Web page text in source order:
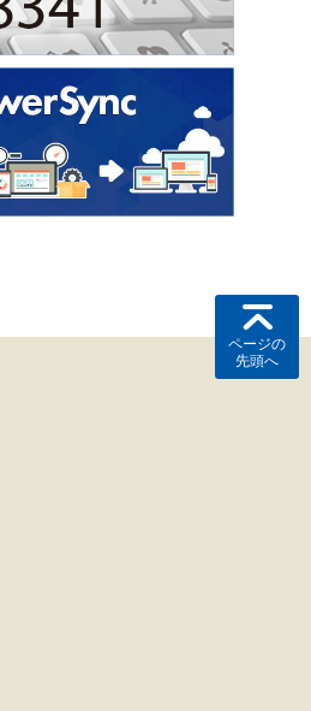
ページの
先頭へ